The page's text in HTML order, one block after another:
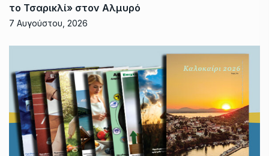
το Τσαρικλί» στον Αλμυρό
7 Αυγούστου, 2026